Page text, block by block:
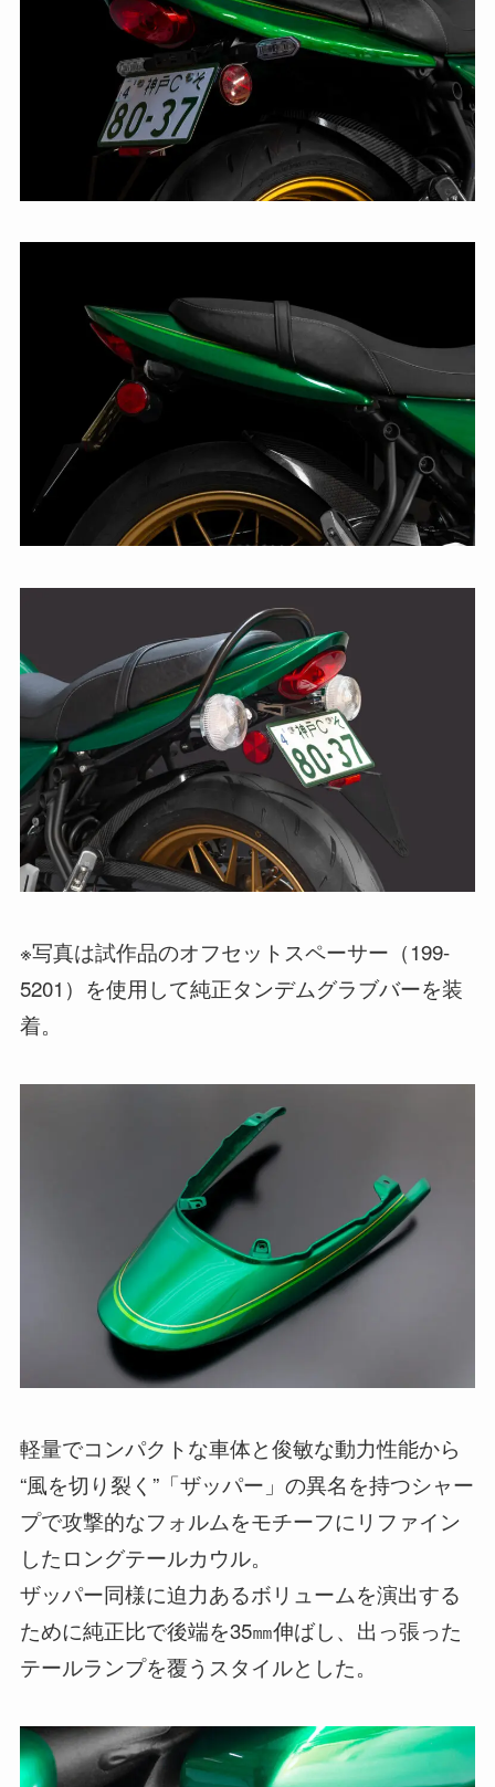
※写真は試作品のオフセットスペーサー（199-
5201）を使用して純正タンデムグラブバーを装
着。
軽量でコンパクトな車体と俊敏な動力性能から
“風を切り裂く”「ザッパー」の異名を持つシャー
プで攻撃的なフォルムをモチーフにリファイン
したロングテールカウル。
ザッパー同様に迫力あるボリュームを演出する
ために純正比で後端を35㎜伸ばし、出っ張った
テールランプを覆うスタイルとした。